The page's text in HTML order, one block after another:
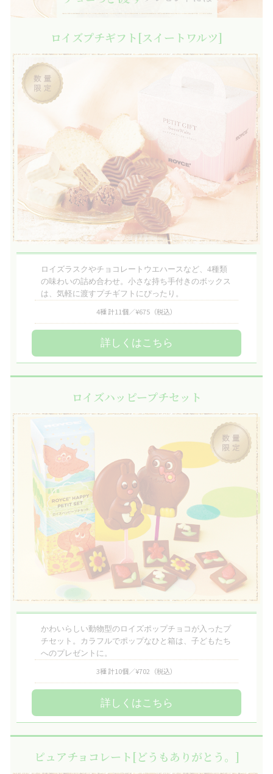
ロイズプチギフト[スイートワルツ]
ロイズラスクやチョコレートウエハースなど、4種類
の味わいの詰め合わせ。小さな持ち手付きのボックス
は、気軽に渡すプチギフトにぴったり。
4種 計11個／¥675 （税込）
詳しくはこちら
ロイズハッピープチセット
かわいらしい動物型のロイズポップチョコが入ったプ
チセット。カラフルでポップなひと箱は、子どもたち
へのプレゼントに。
3種 計10個／¥702 （税込）
詳しくはこちら
ピュアチョコレート[どうもありがとう。]